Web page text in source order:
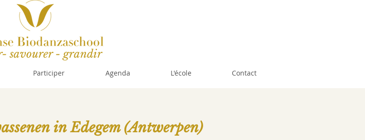
savourer - grandir
Participer Agenda L'école Contact
in Edegem (Antwerpen)